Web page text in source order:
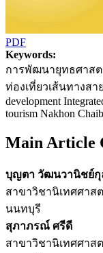
PDF
Keywords:
การพัฒนายุทธศาส
ท่องเที่ยวเส้นทางส
development
tourism Nakhon
Main Article
บุญตา วัฒนวานิชย์กุ
สาขาวิชานิเทศศาส
นนทบุรี
สุภาภรณ์ ศรีดี
สาขาวิชานิเทศศาส